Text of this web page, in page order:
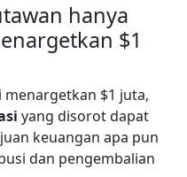
hanya
$1
$1 juta,
yang disorot dapat
keuangan apa pun
dan pengembalian